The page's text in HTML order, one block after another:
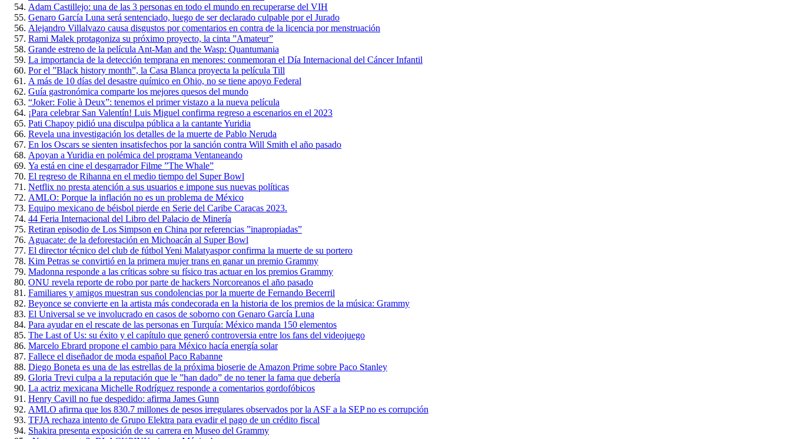
Adam Castillejo: una de las 3 personas en todo el mundo en recuperarse del VIH
Genaro García Luna será sentenciado, luego de ser declarado culpable por el Jurado
Alejandro Villalvazo causa disgustos por comentarios en contra de la licencia por menstruación
Rami Malek protagoniza su próximo proyecto, la cinta ”Amateur”
Grande estreno de la película Ant-Man and the Wasp: Quantumania
La importancia de la detección temprana en menores: conmemoran el Día Internacional del Cáncer Infantil
Por el ”Black history month”, la Casa Blanca proyecta la película Till
A más de 10 días del desastre químico en Ohio, no se tiene apoyo Federal
Guía gastronómica comparte los mejores quesos del mundo
“Joker: Folie à Deux”: tenemos el primer vistazo a la nueva película
¡Para celebrar San Valentín! Luis Miguel confirma regreso a escenarios en el 2023
Pati Chapoy pidió una disculpa pública a la cantante Yuridia
Revela una investigación los detalles de la muerte de Pablo Neruda
En los Oscars se sienten insatisfechos por la sanción contra Will Smith el año pasado
Apoyan a Yuridia en polémica del programa Ventaneando
Ya está en cine el desgarrador Filme ”The Whale”
El regreso de Rihanna en el medio tiempo del Super Bowl
Netflix no presta atención a sus usuarios e impone sus nuevas políticas
AMLO: Porque la inflación no es un problema de México
Equipo mexicano de béisbol pierde en Serie del Caribe Caracas 2023.
44 Feria Internacional del Libro del Palacio de Minería
Retiran episodio de Los Simpson en China por referencias ”inapropiadas”
Aguacate: de la deforestación en Michoacán al Super Bowl
El director técnico del club de fútbol Yeni Malatyaspor confirma la muerte de su portero
Kim Petras se convirtió en la primera mujer trans en ganar un premio Grammy
Madonna responde a las críticas sobre su físico tras actuar en los premios Grammy
ONU revela reporte de robo por parte de hackers Norcoreanos el año pasado
Familiares y amigos muestran sus condolencias por la muerte de Fernando Becerril
Beyonce se convierte en la artista más condecorada en la historia de los premios de la música: Grammy
El Universal se ve involucrado en casos de soborno con Genaro García Luna
Para ayudar en el rescate de las personas en Turquía: México manda 150 elementos
The Last of Us: su éxito y el capítulo que generó controversia entre los fans del videojuego
Marcelo Ebrard propone el cambio para México hacía energía solar
Fallece el diseñador de moda español Paco Rabanne
Diego Boneta es una de las estrellas de la próxima bioserie de Amazon Prime sobre Paco Stanley
Gloria Trevi culpa a la reputación que le ”han dado” de no tener la fama que debería
La actriz mexicana Michelle Rodríguez responde a comentarios gordofóbicos
Henry Cavill no fue despedido: afirma James Gunn
AMLO afirma que los 830.7 millones de pesos irregulares observados por la ASF a la SEP no es corrupción
TFJA rechaza intento de Grupo Elektra para evadir el pago de un crédito fiscal
Shakira presenta exposición de su carrera en Museo del Grammy